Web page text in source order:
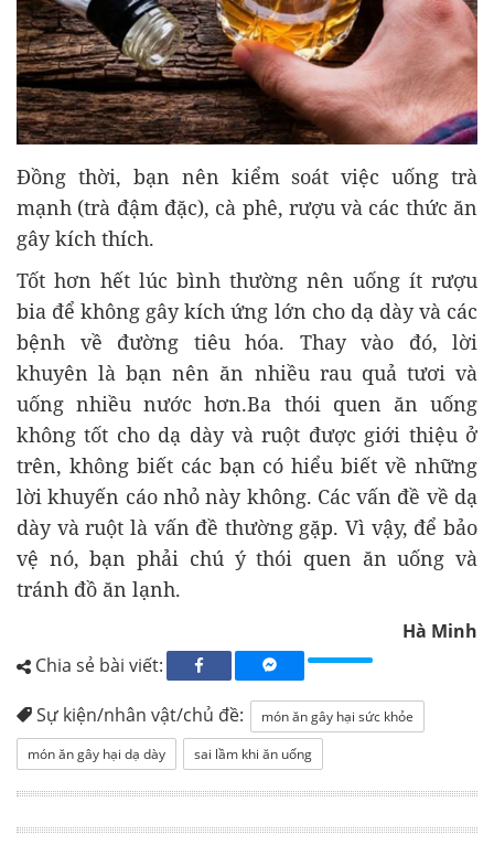
Đồng thời, bạn nên kiểm soát việc uống trà
mạnh (trà đậm đặc), cà phê, rượu và các thức ăn
gây kích thích.
Tốt hơn hết lúc bình thường nên uống ít rượu
bia để không gây kích ứng lớn cho dạ dày và các
bệnh về đường tiêu hóa. Thay vào đó, lời
khuyên là bạn nên ăn nhiều rau quả tươi và
uống nhiều nước hơn.Ba thói quen ăn uống
không tốt cho dạ dày và ruột được giới thiệu ở
trên, không biết các bạn có hiểu biết về những
lời khuyến cáo nhỏ này không. Các vấn đề về dạ
dày và ruột là vấn đề thường gặp. Vì vậy, để bảo
vệ nó, bạn phải chú ý thói quen ăn uống và
tránh đồ ăn lạnh.
Hà Minh
Chia sẻ bài viết:
Sự kiện/nhân vật/chủ đề:
món ăn gây hại sức khỏe
món ăn gây hại dạ dày
sai lầm khi ăn uống